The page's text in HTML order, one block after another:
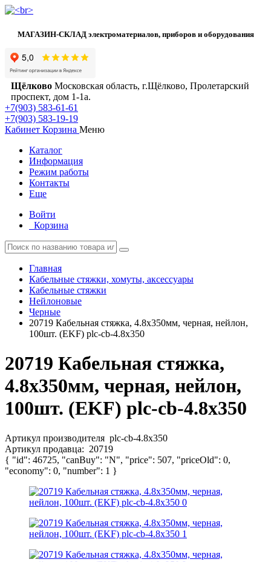
МАГАЗИН-СКЛАД электроматериалов, приборов и оборудования
Щёлково Московская область, г.Щёлково, Пролетарский
проспект, дом 1‑1а.
+7(903) 583-61-61
+7(903) 583-19-19
Кабинет Корзина Меню
Каталог
Информация
Режим работы
Контакты
Еще
Войти
Корзина
Главная
Кабельные стяжки, хомуты, аксессуары
Кабельные стяжки
Нейлоновые
Черные
20719 Кабельная стяжка, 4.8х350мм, черная, нейлон,
100шт. (EKF) plc-cb-4.8x350
20719 Кабельная стяжка,
4.8х350мм, черная, нейлон,
100шт. (EKF) plc-cb-4.8x350
Артикул производителя plc-cb-4.8x350
Артикул продавца: 20719
{ "id": 46725, "canBuy": "N", "price": 507, "priceOld": 0,
"economy": 0, "number": 1 }